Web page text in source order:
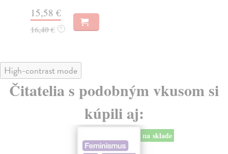
15,58 €
16,40 € ?
High-contrast mode
Čitatelia s podobným vkusom si
kúpili aj:
na sklade